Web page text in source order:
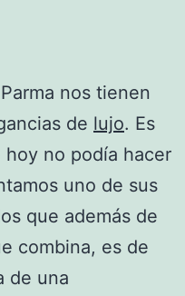
nos tienen
de lujo. Es
no podía hacer
uno de sus
que además de
combina, es de
de una